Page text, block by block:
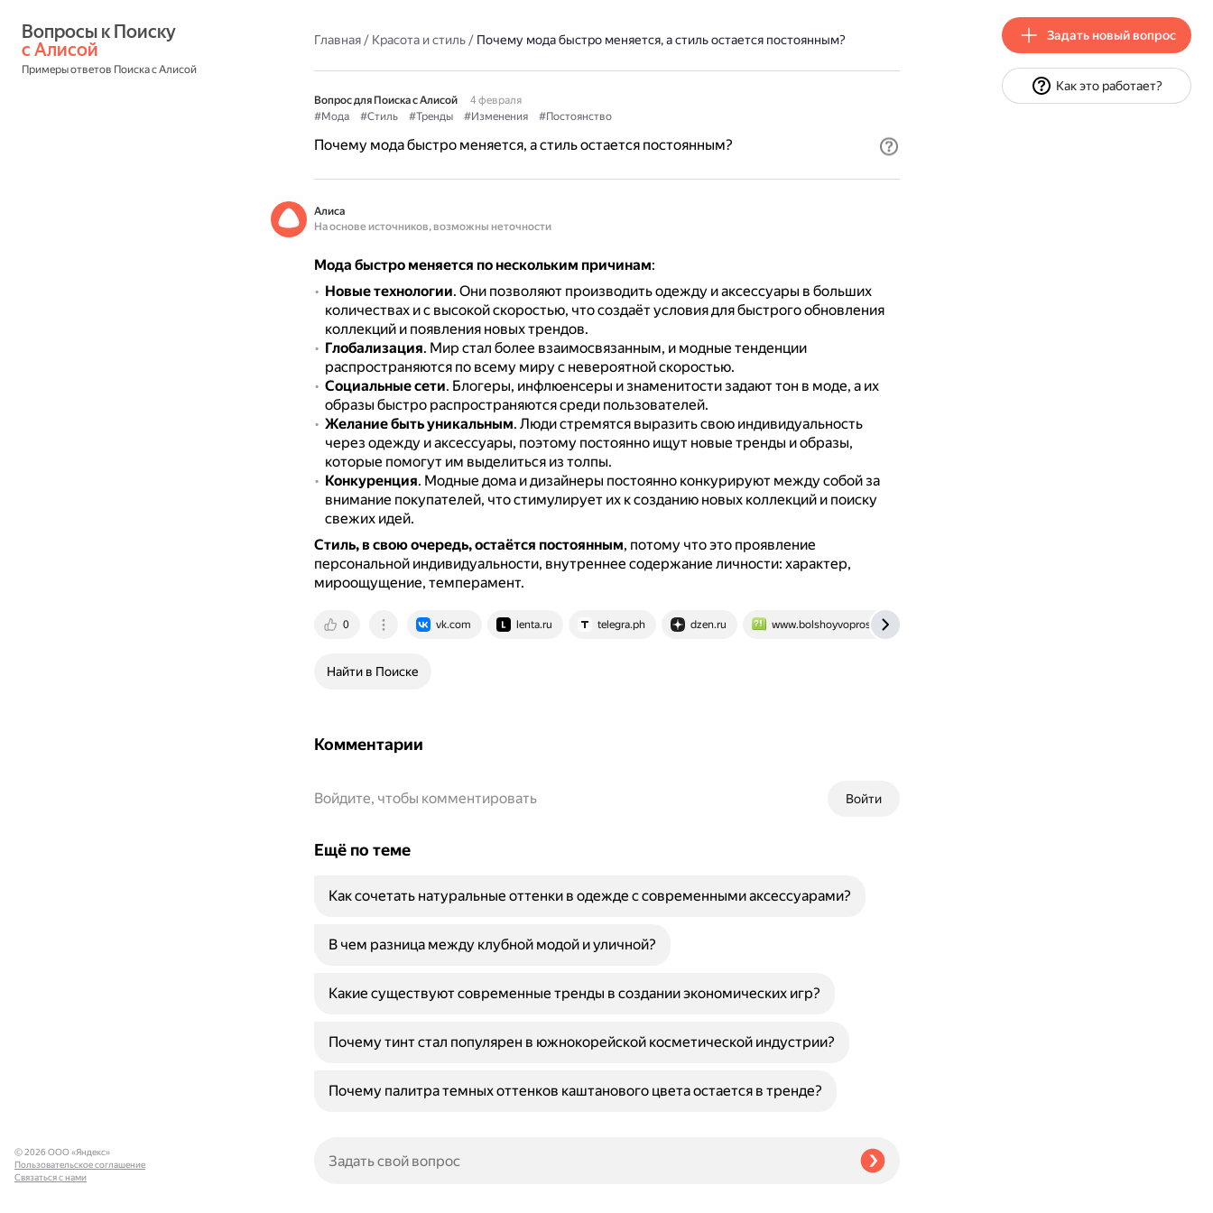
с Алисой
Примеры ответов Поиска с Алисой
Главная/ Красота и стиль/ Почему мода быстро меняется, а стиль остается постоянным?
Вопрос для Поиска с Алисой
4 февраля
#Мода
#Стиль #Тренды #Изменения #Постоянство
Почему мода быстро меняется, а стиль остается постоянным?
Алиса
На основе источников, возможны неточности
Мода быстро меняется по нескольким причинам:
Новые технологии. Они позволяют производить одежду и аксессуары в больших
количествах и с высокой скоростью, что создаёт условия для быстрого обновления
коллекций и появления новых трендов.
Глобализация. Мир стал более взаимосвязанным, и модные тенденции
распространяются по всему миру с невероятной скоростью.
Социальные сети. Блогеры, инфлюенсеры и знаменитости задают тон в моде, а их
образы быстро распространяются среди пользователей.
Желание быть уникальным. Люди стремятся выразить свою индивидуальность
через одежду и аксессуары, поэтому постоянно ищут новые тренды и образы,
которые помогут им выделиться из толпы.
Конкуренция. Модные дома и дизайнеры постоянно конкурируют между собой за
внимание покупателей, что стимулирует их к созданию новых коллекций и поиску
свежих идей.
Стиль, в свою очередь, остаётся постоянным, потому что это проявление
персональной индивидуальности, внутреннее содержание личности: характер,
мироощущение, темперамент.
0 vk.com lenta.ru telegra.ph dzen.ru www.bolshoyvopros.ru
Найти в Поиске
Комментарии
Войти
Войдите, чтобы комментировать
Ещё по теме
Как сочетать натуральные оттенки в одежде с современными аксессуарами?
В чем разница между клубной модой и уличной?
Какие существуют современные тренды в создании экономических игр?
Почему тинт стал популярен в южнокорейской косметической индустрии?
Почему палитра темных оттенков каштанового цвета остается в тренде?
© 2026 ООО «Яндекс»
Пользовательское соглашение
Связаться с нами
Задать новый вопрос
Как это работает?